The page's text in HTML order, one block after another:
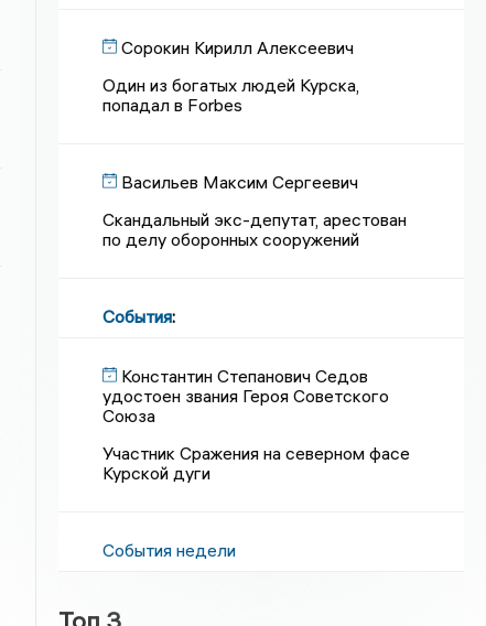
Сорокин Кирилл Алексеевич
Один из богатых людей Курска,
попадал в Forbes
Васильев Максим Сергеевич
Скандальный экс-депутат, арестован
по делу оборонных сооружений
События:
Константин Степанович Седов
удостоен звания Героя Советского
Союза
Участник Сражения на северном фасе
Курской дуги
События недели